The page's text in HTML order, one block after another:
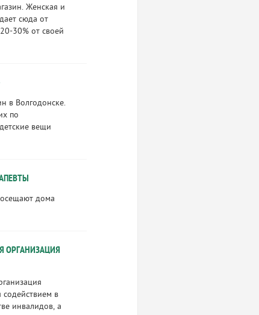
Женская и
сюда от
30% от своей
в Волгодонске.
по
вещи
дома
ОРГАНИЗАЦИЯ
в
инвалидов, а